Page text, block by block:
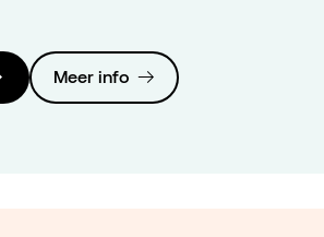
Meer info